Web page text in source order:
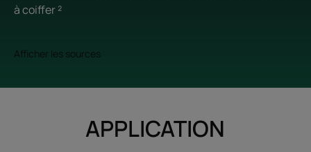
à coiffer ²
Afficher les sources
APPLICATION